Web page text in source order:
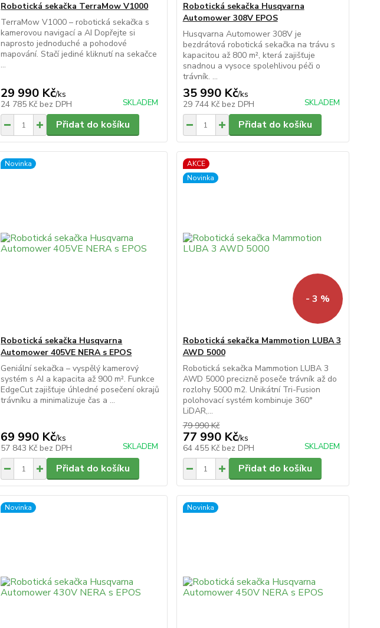
Robotická sekačka TerraMow V1000
TerraMow V1000 – robotická sekačka s
kamerovou navigací a AI Dopřejte si
naprosto jednoduché a pohodové
mapování. Stačí jediné kliknutí na sekačce
...
29 990 Kč/ks
24 785 Kč bez DPH SKLADEM
Přidat do košíku
Robotická sekačka Husqvarna
Automower 308V EPOS
Husqvarna Automower 308V je
bezdrátová robotická sekačka na trávu s
kapacitou až 800 m², která zajišťuje
snadnou a vysoce spolehlivou péči o
trávník. ...
35 990 Kč/ks
29 744 Kč bez DPH SKLADEM
Přidat do košíku
Novinka
Robotická sekačka Husqvarna
Automower 405VE NERA s EPOS
Geniální sekačka – vyspělý kamerový
systém s AI a kapacita až 900 m². Funkce
EdgeCut zajišťuje úhledné posečení okrajů
trávníku a minimalizuje čas a ...
69 990 Kč/ks
57 843 Kč bez DPH SKLADEM
Přidat do košíku
AKCE
Novinka
- 3 %
Robotická sekačka Mammotion LUBA 3
AWD 5000
Robotická sekačka Mammotion LUBA 3
AWD 5000 precizně poseče trávník až do
rozlohy 5000 m2. Unikátní Tri-Fusion
polohovací systém kombinuje 360°
LiDAR,...
79 990 Kč
77 990 Kč/ks
64 455 Kč bez DPH SKLADEM
Přidat do košíku
Novinka Novinka